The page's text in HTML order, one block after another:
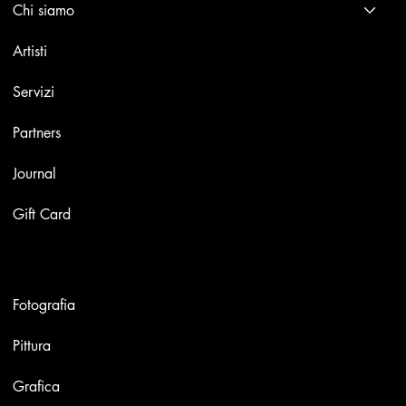
Chi siamo
Artisti
Servizi
Partners
Journal
Gift Card
Fotografia
Pittura
Grafica